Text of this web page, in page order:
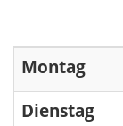
Montag
Dienstag